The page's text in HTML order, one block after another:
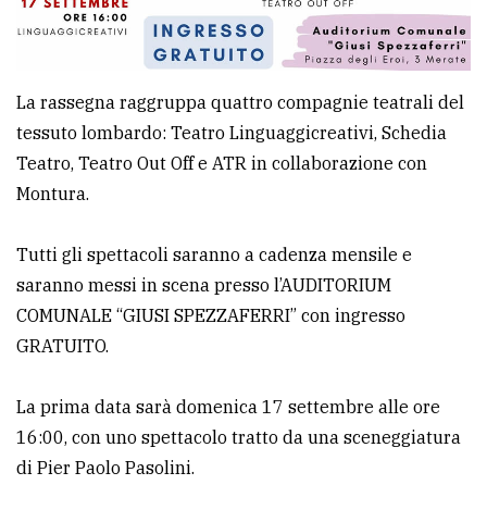
La rassegna raggruppa quattro compagnie teatrali del
tessuto lombardo: Teatro Linguaggicreativi, Schedia
Teatro, Teatro Out Off e ATR in collaborazione con
Montura.
Tutti gli spettacoli saranno a cadenza mensile e
saranno messi in scena presso l’AUDITORIUM
COMUNALE “GIUSI SPEZZAFERRI” con ingresso
GRATUITO.
La prima data sarà domenica 17 settembre alle ore
16:00, con uno spettacolo tratto da una sceneggiatura
di Pier Paolo Pasolini.